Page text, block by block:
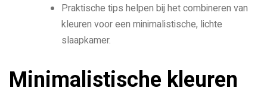
Praktische tips helpen bij het combineren van
kleuren voor een minimalistische, lichte
slaapkamer.
Minimalistische kleuren